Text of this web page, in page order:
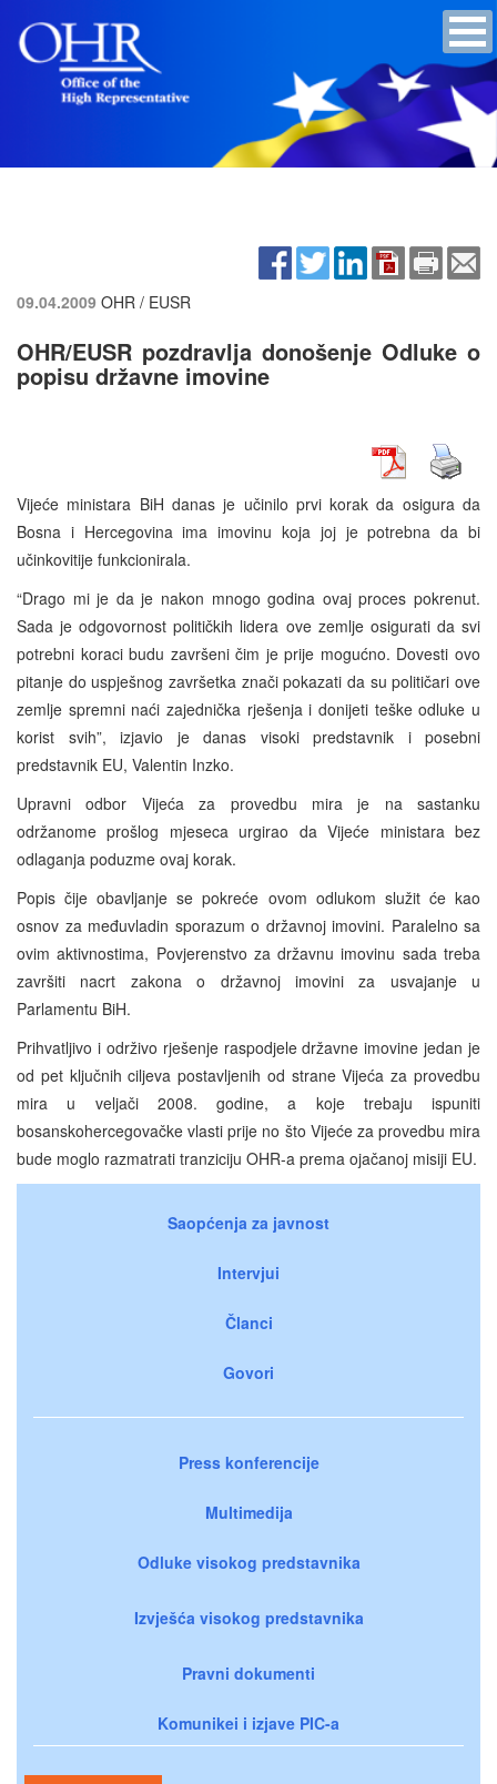
09.04.2009 OHR / EUSR
OHR/EUSR pozdravlja donošenje Odluke o
popisu državne imovine
Vijeće ministara BiH danas je učinilo prvi korak da osigura da
Bosna i Hercegovina ima imovinu koja joj je potrebna da bi
učinkovitije funkcionirala.
“Drago mi je da je nakon mnogo godina ovaj proces pokrenut.
Sada je odgovornost političkih lidera ove zemlje osigurati da svi
potrebni koraci budu završeni čim je prije mogućno. Dovesti ovo
pitanje do uspješnog završetka znači pokazati da su političari ove
zemlje spremni naći zajednička rješenja i donijeti teške odluke u
korist svih”, izjavio je danas visoki predstavnik i posebni
predstavnik EU, Valentin Inzko.
Upravni odbor Vijeća za provedbu mira je na sastanku
održanome prošlog mjeseca urgirao da Vijeće ministara bez
odlaganja poduzme ovaj korak.
Popis čije obavljanje se pokreće ovom odlukom služit će kao
osnov za međuvladin sporazum o državnoj imovini. Paralelno sa
ovim aktivnostima, Povjerenstvo za državnu imovinu sada treba
završiti nacrt zakona o državnoj imovini za usvajanje u
Parlamentu BiH.
Prihvatljivo i održivo rješenje raspodjele državne imovine jedan je
od pet ključnih ciljeva postavljenih od strane Vijeća za provedbu
mira u veljači 2008. godine, a koje trebaju ispuniti
bosanskohercegovačke vlasti prije no što Vijeće za provedbu mira
bude moglo razmatrati tranziciju OHR-a prema ojačanoj misiji EU.
Saopćenja za javnost
Intervjui
Članci
Govori
Press konferencije
Multimedija
Odluke visokog predstavnika
Izvješća visokog predstavnika
Pravni dokumenti
Komunikei i izjave PIC-a